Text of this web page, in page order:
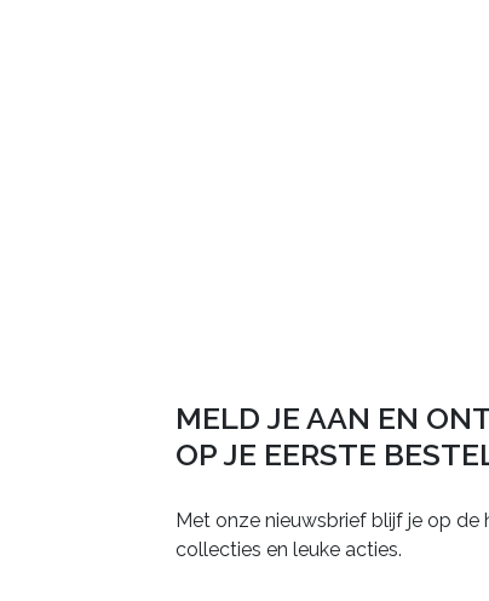
MELD JE AAN EN
OP JE EERSTE
Met onze nieuwsbrief blijf je op
collecties en leuke acties.